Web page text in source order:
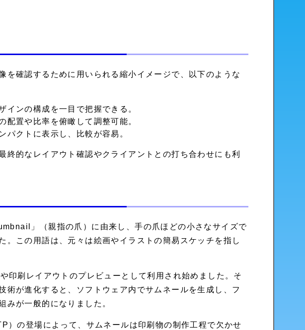
を確認するために用いられる縮小イメージで、以下のような
インの構成を一目で把握できる。
配置や比率を俯瞰して調整可能。
パクトに表示し、比較が容易。
終的なレイアウト確認やクライアントとの打ち合わせにも利
」（親指の爪）に由来し、手の爪ほどの小さなサイズで
。この用語は、元々は絵画やイラストの簡易スケッチを指し
印刷レイアウトのプレビューとして利用され始めました。そ
術が進化すると、ソフトウェア内でサムネールを生成し、フ
みが一般的になりました。
）の登場によって、サムネールは印刷物の制作工程で欠かせ